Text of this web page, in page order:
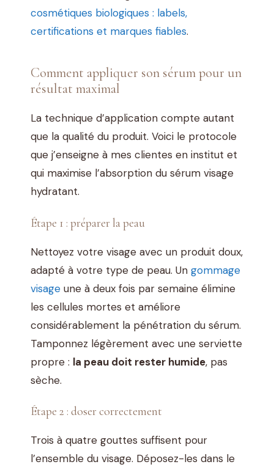
cosmétiques biologiques : labels,
certifications et marques fiables.
Comment appliquer son sérum pour un
résultat maximal
La technique d’application compte autant
que la qualité du produit. Voici le protocole
que j’enseigne à mes clientes en institut et
qui maximise l’absorption du sérum visage
hydratant.
Étape 1 : préparer la peau
Nettoyez votre visage avec un produit doux,
adapté à votre type de peau. Un gommage
visage une à deux fois par semaine élimine
les cellules mortes et améliore
considérablement la pénétration du sérum.
Tamponnez légèrement avec une serviette
propre : la peau doit rester humide, pas
sèche.
Étape 2 : doser correctement
Trois à quatre gouttes suffisent pour
l’ensemble du visage. Déposez-les dans le